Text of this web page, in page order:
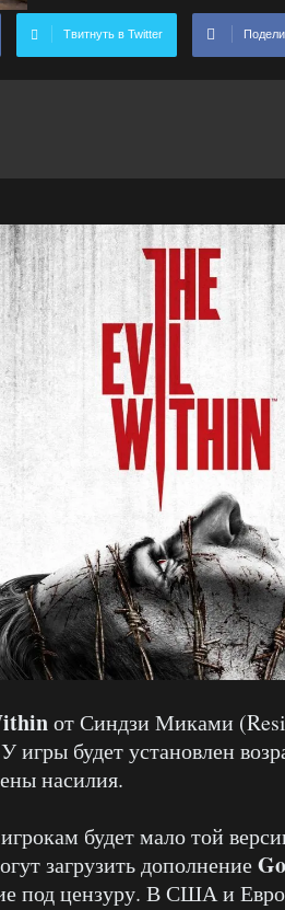
Твитнуть в Twitter
от Синдзи Миками
игры будет установлен
насилия.
будет мало той
загрузить дополнение
под цензуру. В США и